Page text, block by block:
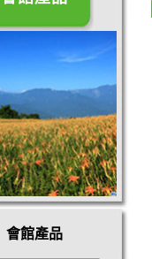
會館產品